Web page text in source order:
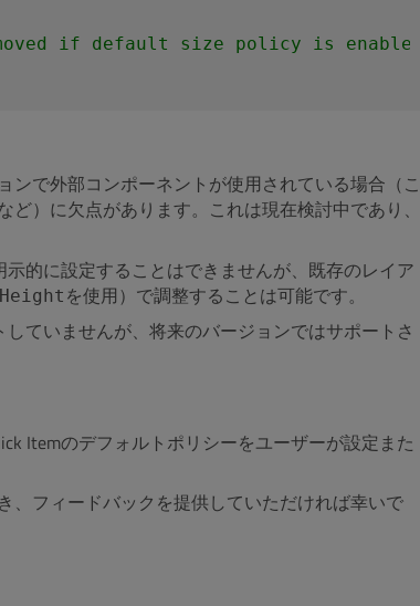
if default size policy is enabled
で外部コンポーネントが使用されている場合（こ
）に欠点があります。これは現在検討中であり、
的に設定することはできませんが、既存のレイア
を使用）で調整することは可能です。
ていませんが、将来のバージョンではサポートさ
Itemのデフォルトポリシーをユーザーが設定また
、フィードバックを提供していただければ幸いで